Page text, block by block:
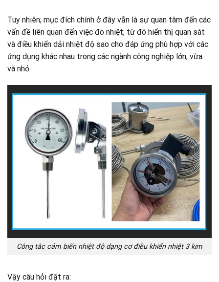
Tuy nhiên; mục đích chính ở đây vẫn là sự quan tâm đến các
vấn đề liên quan đến việc đo nhiệt; từ đó hiển thị quan sát
và điều khiển dải nhiệt độ sao cho đáp ứng phù hợp với các
ứng dụng khác nhau trong các ngành công nghiệp lớn, vừa
và nhỏ
Công tắc cảm biến nhiệt độ dạng cơ điều khiển nhiệt 3 kim
Vậy câu hỏi đặt ra: